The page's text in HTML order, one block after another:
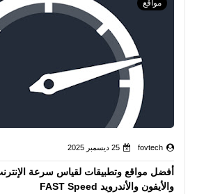
مواقع
fovtech 25 ديسمبر 2025
أفضل مواقع وتطبيقات لقياس سرعة
والأيفون والأندرويد FAST Speed